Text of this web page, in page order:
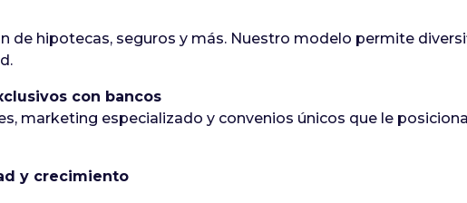
de hipotecas, seguros y más. Nuestro modelo permite
con bancos
marketing especializado y convenios únicos que le
y crecimiento